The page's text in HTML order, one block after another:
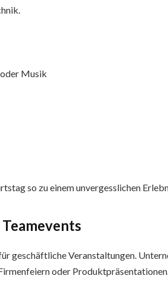
Musik
so zu einem unvergesslichen
geschäftliche Veranstaltungen.
oder Produktpräsentationen.